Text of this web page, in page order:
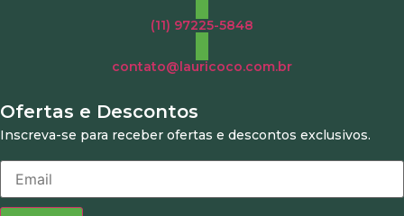
(11) 97225-5848
contato@lauricoco.com.br
Ofertas e Descontos
Inscreva-se para receber ofertas e descontos exclusivos.